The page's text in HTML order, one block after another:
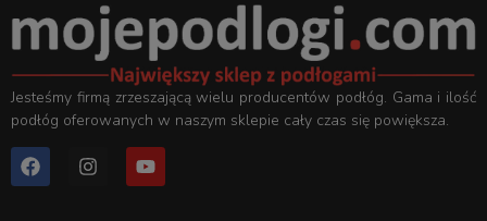
Jesteśmy firmą zrzeszającą wielu producentów podłóg. Gama i ilość
podłóg oferowanych w naszym sklepie cały czas się powiększa.